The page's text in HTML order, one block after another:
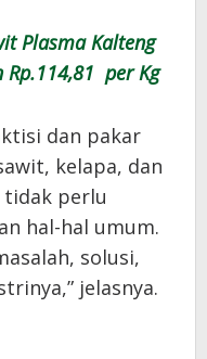
Plasma Kalteng
Rp.114,81 per Kg
dan pakar
kelapa, dan
tidak perlu
hal-hal umum.
solusi,
jelasnya.